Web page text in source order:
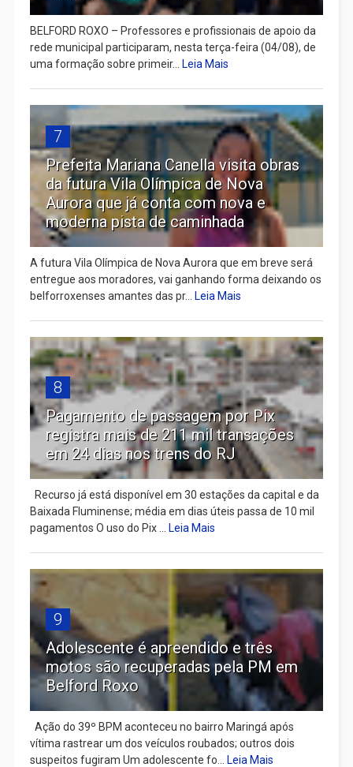
BELFORD ROXO – Professores e profissionais de apoio da
rede municipal participaram, nesta terça-feira (04/08), de
uma formação sobre primeir... Leia Mais
7
Prefeita Mariana Canella visita obras
da futura Vila Olímpica de Nova
Aurora que já conta com nova e
moderna pista de caminhada
A futura Vila Olímpica de Nova Aurora que em breve será
entregue aos moradores, vai ganhando forma deixando os
belforroxenses amantes das pr... Leia Mais
8
Pagamento de passagem por Pix
registra mais de 211 mil transações
em 24 dias nos trens do RJ
Recurso já está disponível em 30 estações da capital e da
Baixada Fluminense; média em dias úteis passa de 10 mil
pagamentos O uso do Pix ... Leia Mais
9
Adolescente é apreendido e três
motos são recuperadas pela PM em
Belford Roxo
Ação do 39º BPM aconteceu no bairro Maringá após
vítima rastrear um dos veículos roubados; outros dois
suspeitos fugiram Um adolescente fo... Leia Mais